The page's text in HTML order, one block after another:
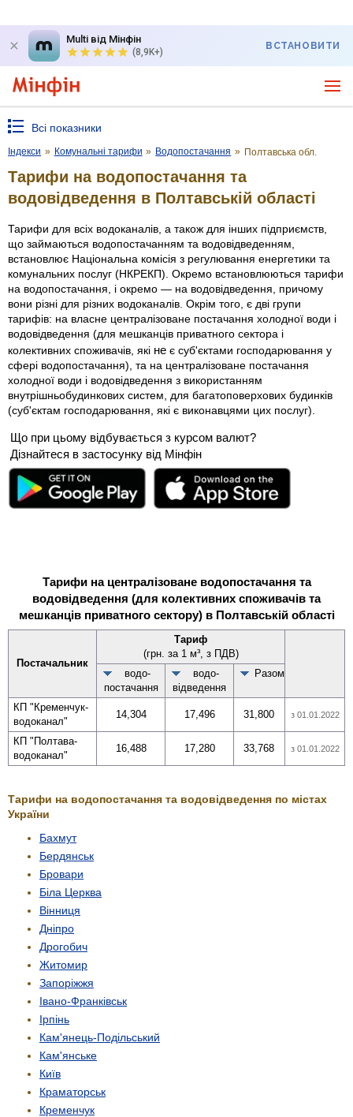
Multi від Мінфін
(8,9K+)
ВСТАНОВИТИ
Всі показники
Індекси » Комунальні тарифи » Водопостачання » Полтавська обл.
Тарифи на водопостачання та
водовідведення в Полтавській області
Тарифи для всіх водоканалів, а також для інших підприємств,
що займаються водопостачанням та водовідведенням,
встановлює Національна комісія з регулювання енергетики та
комунальних послуг (НКРЕКП). Окремо встановлюються тарифи
на водопостачання, і окремо — на водовідведення, причому
вони різні для різних водоканалів. Окрім того, є дві групи
тарифів: на власне централізоване постачання холодної води і
водовідведення (для мешканців приватного сектора і
колективних споживачів, які не є суб'єктами господарювання у
сфері водопостачання), та на централізоване постачання
холодної води і водовідведення з використанням
внутрішньобудинкових систем, для багатоповерхових будинків
(суб'єктам господарювання, які є виконавцями цих послуг).
Що при цьому відбувається з курсом валют?
Дізнайтеся в застосунку від Мінфін
Тарифи на централізоване водопостачання та
водовідведення (для колективних споживачів та
мешканців приватного сектору) в Полтавській області
Постачальник
Тариф
(грн. за 1 м³, з ПДВ)
водо­
постачання
водо­
відведення
Разом
КП "Кременчук­
водоканал"
14,304 17,496 31,800 з 01.01.2022
КП "Полтава­
водоканал"
16,488 17,280 33,768 з 01.01.2022
Тарифи на водопостачання та водовідведення по містах
України
Бахмут
Бердянськ
Бровари
Біла Церква
Вінниця
Дніпро
Дрогобич
Житомир
Запоріжжя
Івано-Франківськ
Ірпінь
Кам'янець-Подільський
Кам'янське
Київ
Краматорськ
Кременчук